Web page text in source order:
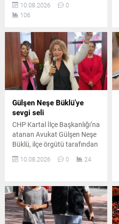
bugün önemli bir aşamaya
geçilmesi bekleniyor. Çerçeve
görüşülmesi planlanıyor.
10.08.2026
0
106
Gülşen Neşe Büklü’ye
sevgi seli
CHP Kartal İlçe Başkanlığı’na
atanan Avukat Gülşen Neşe
Büklü, ilçe örgütü tarafından
Gülşen Neşe Büklü, yaptığı
10.08.2026 0 24